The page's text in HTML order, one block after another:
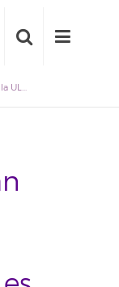
Especialistas en Educación señalan en la ULL que educar sobre emprendimiento es fundamental para la formación del carácter